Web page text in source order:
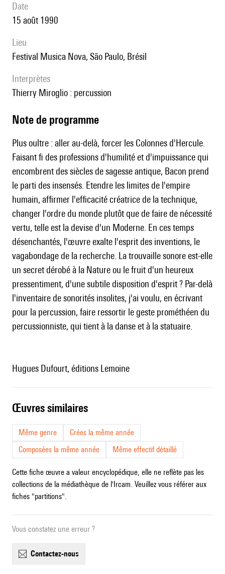
date
15 août 1990
lieu
Festival Musica Nova, São Paulo, Brésil
interprètes
Thierry Miroglio : percussion
Note de programme
Plus oultre : aller au-delà, forcer les Colonnes d'Hercule.
Faisant fi des professions d'humilité et d'impuissance qui
encombrent des siècles de sagesse antique, Bacon prend
le parti des insensés. Etendre les limites de l'empire
humain, affirmer l'efficacité créatrice de la technique,
changer l'ordre du monde plutôt que de faire de nécessité
vertu, telle est la devise d'un Moderne. En ces temps
désenchantés, l'œuvre exalte l'esprit des inventions, le
vagabondage de la recherche. La trouvaille sonore est-elle
un secret dérobé à la Nature ou le fruit d'un heureux
pressentiment, d'une subtile disposition d'esprit ? Par-delà
l'inventaire de sonorités insolites, j'ai voulu, en écrivant
pour la percussion, faire ressortir le geste prométhéen du
percussionniste, qui tient à la danse et à la statuaire.
Hugues Dufourt, éditions Lemoine
œuvres similaires
Même genre
Crées la même année
Composées la même année
Même effectif détaillé
Cette fiche œuvre a valeur encyclopédique, elle ne reflète pas les
collections de la médiathèque de l'Ircam. Veuillez vous référer aux
fiches "partitions".
Vous constatez une erreur ?
contactez-nous